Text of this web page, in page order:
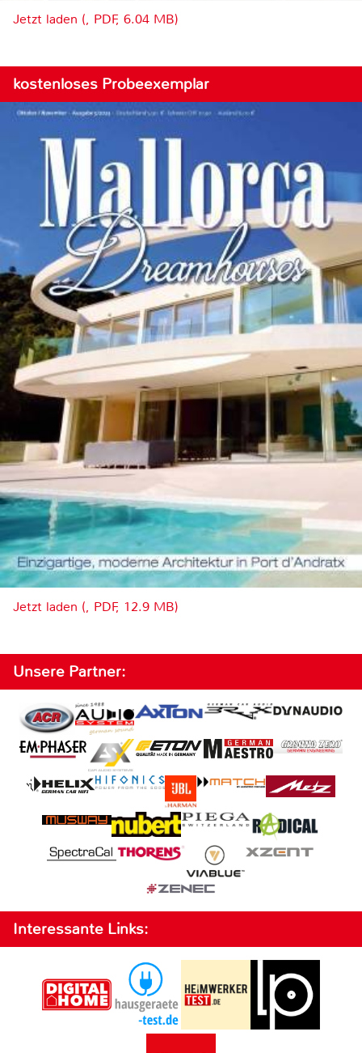
Jetzt laden (, PDF, 6.04 MB)
kostenloses Probeexemplar
Jetzt laden (, PDF, 12.9 MB)
Unsere Partner:
Interessante Links: